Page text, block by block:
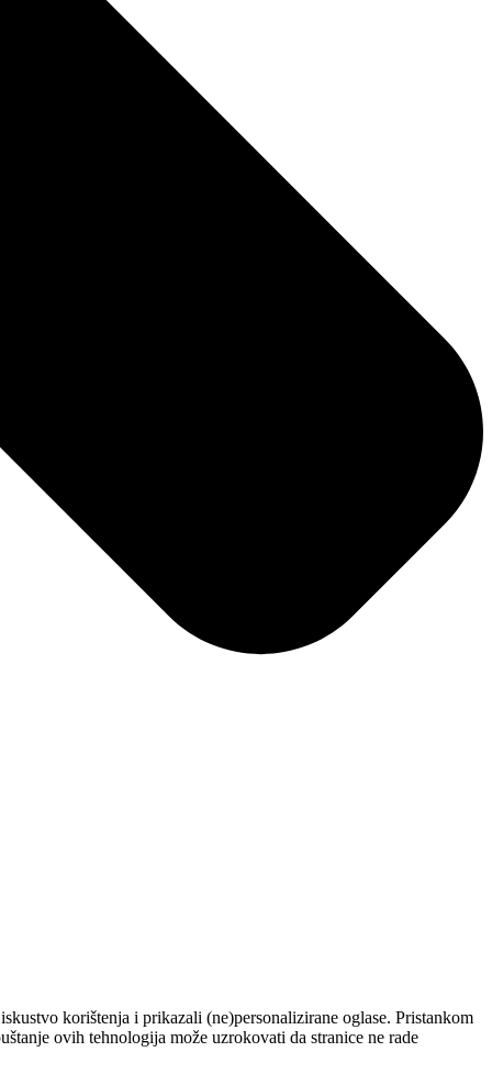
korištenja i prikazali (ne)personalizirane oglase. Pristankom
ovih tehnologija može uzrokovati da stranice ne rade